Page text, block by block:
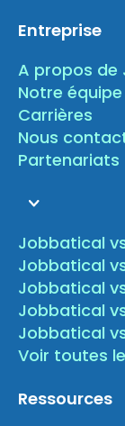
Entreprise
A propos de
Notre équipe
Carrières
Nous
Partenariats
Jobbatical
Jobbatical
Jobbatical
Jobbatical
Jobbatical
Voir toutes
Ressources